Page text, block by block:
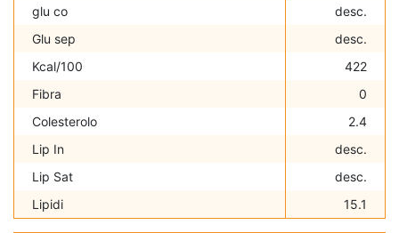
glu co
desc.
Glu sep
desc.
Kcal/100
422
Fibra
0
Colesterolo
2.4
Lip In
desc.
Lip Sat
desc.
Lipidi
15.1